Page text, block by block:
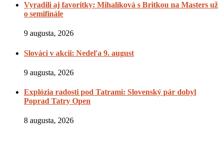
Vyradili aj favoritky: Mihalíková s Britkou na Masters už
o semifinále
9 augusta, 2026
Slováci v akcii: Nedeľa 9. august
9 augusta, 2026
Explózia radosti pod Tatrami: Slovenský pár dobyl
Poprad Tatry Open
8 augusta, 2026